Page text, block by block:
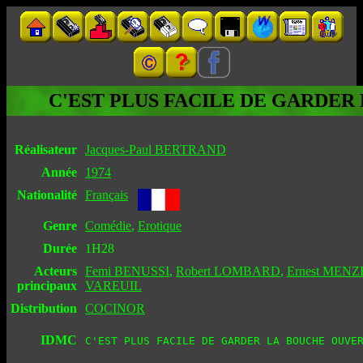
C'EST PLUS FACILE DE
Réalisateur Jacques-Paul BERTRAND
Année
1974
Nationalité Français
Genre Comédie, Erotique
Durée
1H28
Acteurs
principaux
Femi BENUSSI, Robert LOMBARD, Ernest
VAREUIL
Distribution
COCINOR
IDMC C'EST PLUS FACILE DE GARDER LA BOUCHE